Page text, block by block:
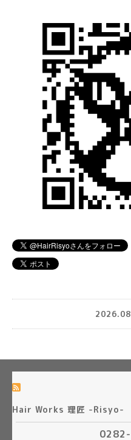
Hair Works 理匠 -Risyo-